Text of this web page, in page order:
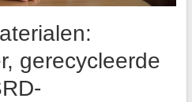
gerecycleerde